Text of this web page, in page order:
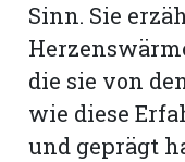
Sinn. Sie
die sie von
wie diese
und geprägt